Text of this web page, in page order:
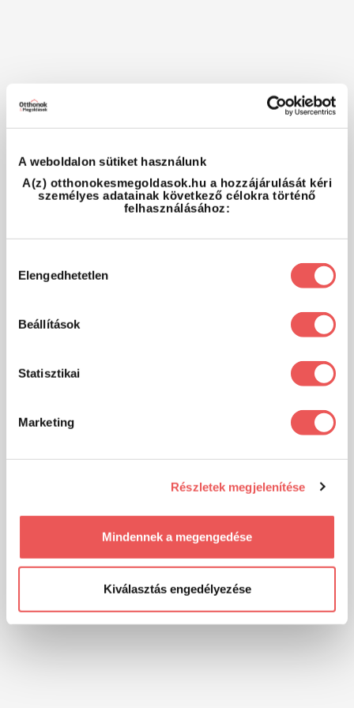
A weboldalon sütiket használunk
A(z) otthonokesmegoldasok.hu a hozzájárulását kéri
személyes adatainak következő célokra történő
felhasználásához:
kiválasztása
Elengedhetetlen
Beállítások
Statisztikai
Marketing
Részletek megjelenítése
Mindennek a megengedése
Kiválasztás engedélyezése